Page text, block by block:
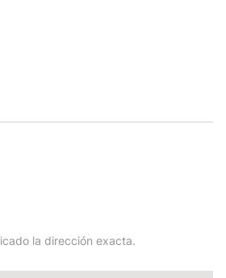
la dirección exacta.